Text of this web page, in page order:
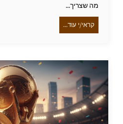
מה שצריך...
קראי/י עוד...